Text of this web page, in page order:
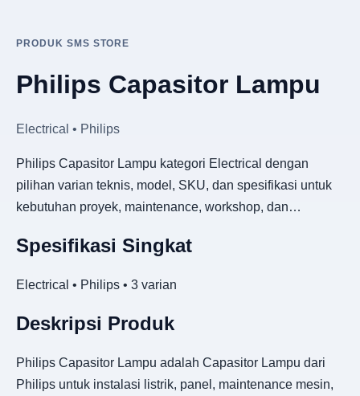
PRODUK SMS STORE
Philips Capasitor Lampu
Electrical • Philips
Philips Capasitor Lampu kategori Electrical dengan
pilihan varian teknis, model, SKU, dan spesifikasi untuk
kebutuhan proyek, maintenance, workshop, dan…
Spesifikasi Singkat
Electrical • Philips • 3 varian
Deskripsi Produk
Philips Capasitor Lampu adalah Capasitor Lampu dari
Philips untuk instalasi listrik, panel, maintenance mesin,